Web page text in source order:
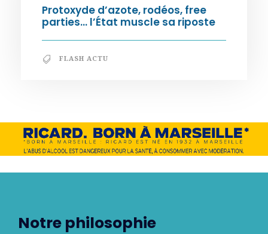
Protoxyde d’azote, rodéos, free
parties… l’État muscle sa riposte
FLASH ACTU
Notre philosophie